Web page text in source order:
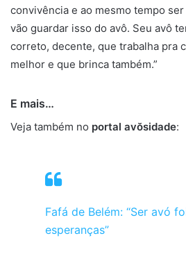
convivência e ao mesmo tempo
vão guardar isso do avô. Seu avô
correto, decente, que trabalha pra
melhor e que brinca também.”
E mais…
Veja também no portal avŏsidade:
Fafá de Belém: “Ser avó
esperanças”